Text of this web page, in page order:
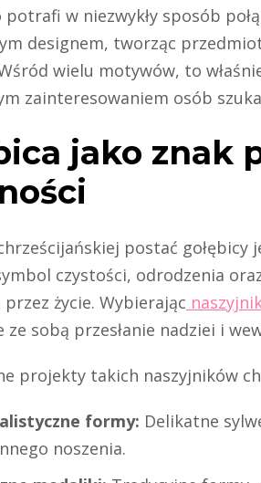
w niezwykły sposób
designem, tworząc
wielu motywów, to
zainteresowaniem osób
jako znak
postać gołębicy
czystości, odrodzenia
życie. Wybierając
ze sobą przesłanie nadziei i
projekty takich naszyjników
formy: Delikatne
noszenia.